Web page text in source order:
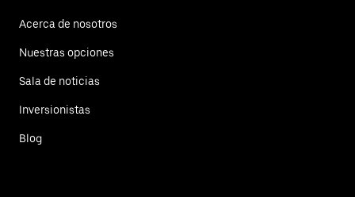
Acerca de nosotros
Nuestras opciones
Sala de noticias
Inversionistas
Blog